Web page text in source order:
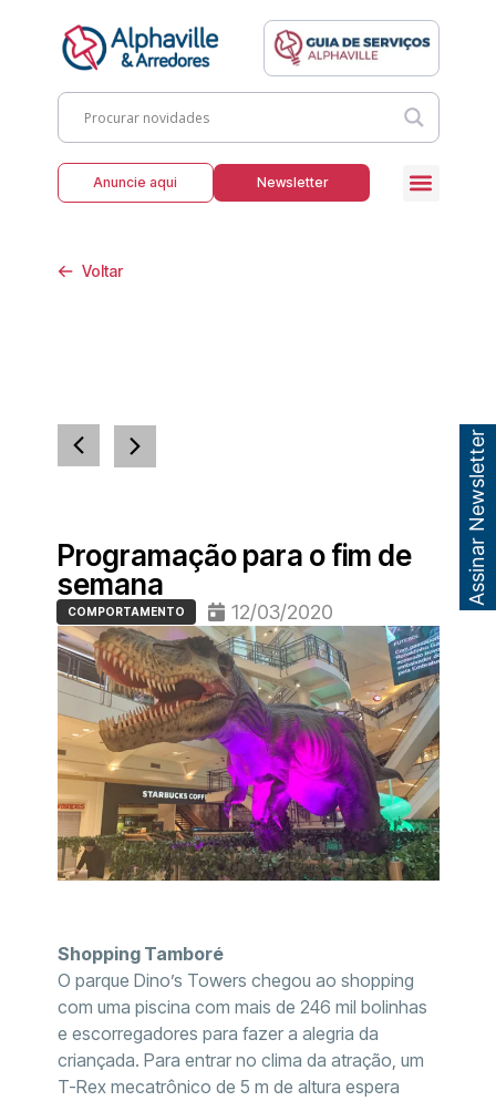
Anuncie aqui Newsletter
Voltar
Programação para o fim de
semana
COMPORTAMENTO 12/03/2020
Shopping Tamboré
O parque Dino’s Towers chegou ao shopping
com uma piscina com mais de 246 mil bolinhas
e escorregadores para fazer a alegria da
criançada. Para entrar no clima da atração, um
T-Rex mecatrônico de 5 m de altura espera
Assinar Newsletter